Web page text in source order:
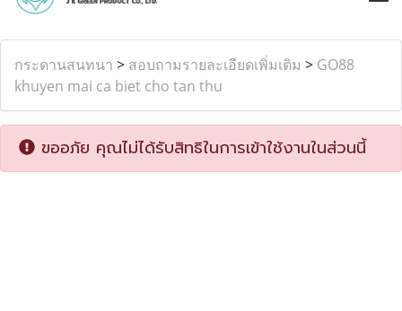
กระดานสนทนา > สอบถามรายละเอียดเพิ่มเติม > GO88
khuyen mai ca biet cho tan thu
ขออภัย คุณไม่ได้รับสิทธิในการเข้าใช้งานในส่วนนี้